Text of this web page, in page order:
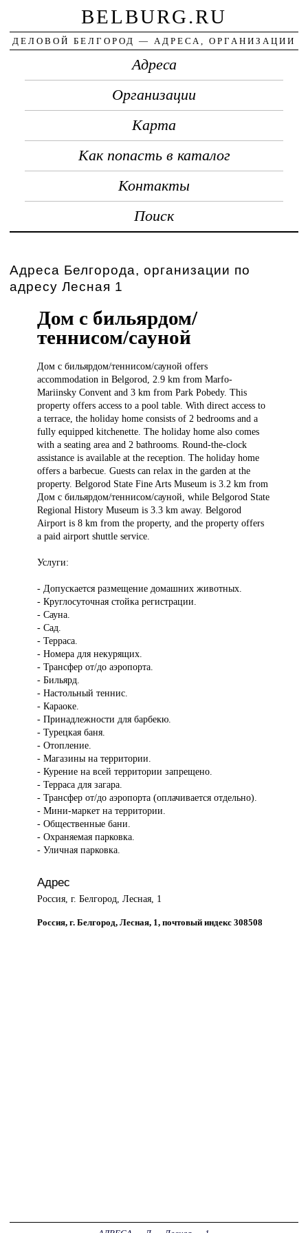
BELBURG.RU
ДЕЛОВОЙ БЕЛГОРОД — АДРЕСА, ОРГАНИЗАЦИИ
Адреса
Организации
Карта
Как попасть в каталог
Контакты
Поиск
Адреса Белгорода, организации по
адресу Лесная 1
Дом с бильярдом/
теннисом/сауной
Дом сбильярдом/теннисом/сауной offers
accommodation in Belgorod, 2.9 km from Marfo-
Mariinsky Convent and 3 km from Park Pobedy. This
property offers access to a pool table. With direct access to
a terrace, the holiday home consists of 2 bedrooms and a
fully equipped kitchenette. The holiday home also comes
with a seating area and 2 bathrooms. Round-the-clock
assistance is available at the reception. The holiday home
offers a barbecue. Guests can relax in the garden at the
property. Belgorod State Fine Arts Museum is 3.2 km from
Дом с бильярдом/теннисом/сауной, while Belgorod State
Regional History Museum is 3.3 km away. Belgorod
Airport is 8 km from the property, and the property offers
a paid airport shuttle service.
Услуги:
- Допускается размещение домашних животных.
- Круглосуточная стойка регистрации.
- Сауна.
- Сад.
- Терраса.
- Номера для некурящих.
- Трансфер от/до аэропорта.
- Бильярд.
- Настольный теннис.
- Караоке.
- Принадлежности для барбекю.
- Турецкая баня.
- Отопление.
- Магазины на территории.
- Курение на всей территории запрещено.
- Терраса для загара.
- Трансфер от/до аэропорта (оплачивается отдельно).
- Мини-маркет на территории.
- Общественные бани.
- Охраняемая парковка.
- Уличная парковка.
Адрес
Россия, г. Белгород, Лесная, 1
Россия, г. Белгород, Лесная, 1, почтовый индекс 308508